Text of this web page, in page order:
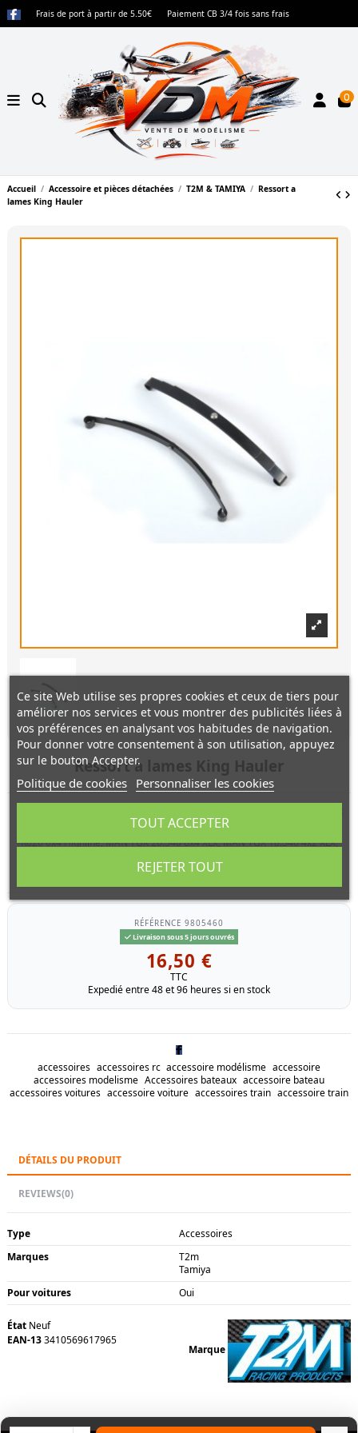
Frais de port à partir de 5.50€ Paiement CB 3/4 fois sans frais
0
Accueil Accessoire et pièces détachées T2M & TAMIYA
Ressort a
lames King Hauler
Ressort a lames King Hauler
Hauler, Merceds-Benz 1838LS, Mercedes-Benz 1850L, Volvo FH12, Scania
R620 6x4 Highline, MAN TGX 26.540 6x4 XLX, MAN TGX 18.540 4x2 XLX,
3363 6x4 classicspace, Semi-Trailer, Flatbed, Pole-Trailer
RÉFÉRENCE 9805460
Livraison sous 5 jours ouvrés
16,50 €
TTC
Expedié entre 48 et 96 heures si en stock
accessoires accessoires rc accessoire modélisme accessoire
accessoires modelisme Accessoires bateaux accessoire bateau
accessoires voitures accessoire voiture accessoires train accessoire train
DÉTAILS DU PRODUIT
REVIEWS(0)
Type
Accessoires
Marques
T2m
Tamiya
Pour voitures
Oui
Marque
État Neuf
EAN-133410569617965
Ce site Web utilise ses propres cookies et ceux de tiers pour
améliorer nos services et vous montrer des publicités liées à
vos préférences en analysant vos habitudes de navigation.
Pour donner votre consentement à son utilisation, appuyez
sur le bouton Accepter.
Politique de cookies Personnaliser les cookies
REJETER TOUT
TOUT ACCEPTER